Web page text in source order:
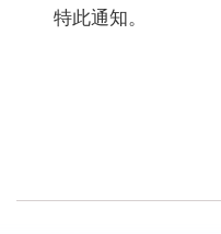
特此通知。